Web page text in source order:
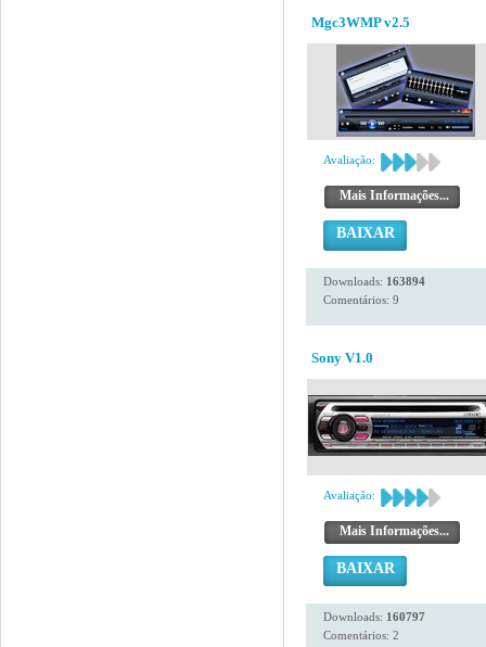
Mgc3WMP v2.5
Avaliação:
Mais Informações...
BAIXAR
Downloads: 163894
Comentários: 9
Sony V1.0
Avaliação:
Mais Informações...
BAIXAR
Downloads: 160797
Comentários: 2